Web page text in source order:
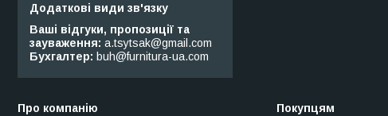
Ваші відгуки, пропозиції та
зауваження a.tsytsak@gmail.com
Бухгалтер
buh@furnitura-ua.com
Про компанію
Покупцям